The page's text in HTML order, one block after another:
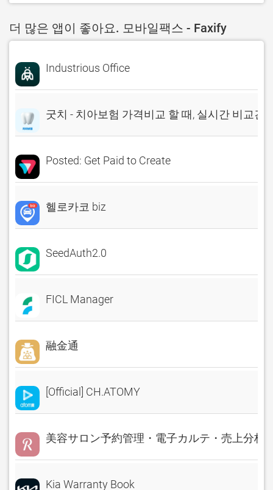
더 많은 앱이 좋아요. 모바일팩스 - Faxify
Industrious Office
굿치 - 치아보험 가격비교 할 때, 실시간 비교견
Posted: Get Paid to Create
헬로카코 biz
SeedAuth2.0
FICL Manager
融金通
[Official] CH.ATOMY
美容サロン予約管理・電子カルテ・売上分析
Kia Warranty Book